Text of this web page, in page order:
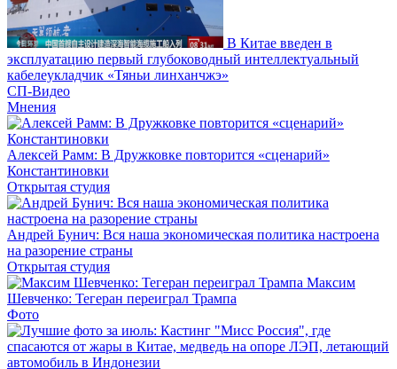
В Китае введен в
эксплуатацию первый глубоководный интеллектуальный
кабелеукладчик «Тяньи линханчжэ»
СП-Видео
Мнения
Алексей Рамм: В Дружковке повторится «сценарий»
Константиновки
Открытая студия
Андрей Бунич: Вся наша экономическая политика настроена
на разорение страны
Открытая студия
Максим
Шевченко: Тегеран переиграл Трампа
Фото